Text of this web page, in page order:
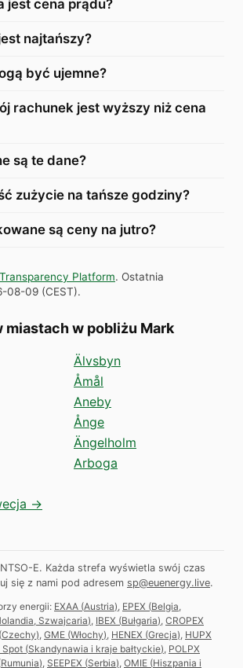
jest cena prądu?
najtańszy?
być ujemne?
rachunek jest wyższy niż cena
są te dane?
zużycie na tańsze godziny?
są ceny na jutro?
Platform. Ostatnia
08-09 (CEST).
miastach w pobliżu Mark
Älvsbyn
Åmål
Aneby
Ånge
Ängelholm
Arboga
→
E. Każda strefa wyświetla swój czas
się z nami pod adresem sp@euenergy.live.
energii: EXAA (Austria) EPEX (Belgia,
Szwajcaria) IBEX (Bułgaria) CROPEX
(Czechy) GME (Włochy) HENEX (Grecja) HUPX
Spot (Skandynawia i kraje bałtyckie) POLPX
Rumunia) SEEPEX (Serbia) OMIE (Hiszpania i